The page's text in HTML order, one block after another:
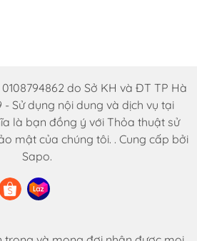
cao cấp - BH 85
doanh nghiệp
là một sản phẩm nội thất,
góp phần xây dựng hình ảnh
doanh nghiệp. Với thiết kế hiện
họp công ty, phòng hội nghị,
Đông hỗ trợ tùy chỉnh
do Sở KH và ĐT TP Hà
- Sử dụng nội dung và dịch vụ tại
là bạn đồng ý với Thỏa thuật sử
mật của chúng tôi. . Cung cấp bởi
Sapo.